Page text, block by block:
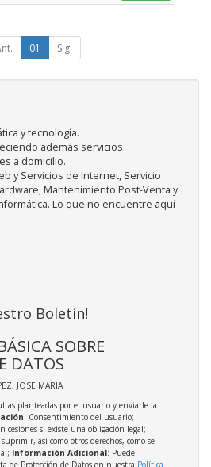
01 Sig.
y tecnología.
además servicios
a domicilio.
y Servicios de Internet, Servicio
Mantenimiento Post-Venta y
Lo que no encuentre aquí
Boletín!
SOBRE
DATOS
JOSE MARIA
planteadas por el usuario y enviarle la
: Consentimiento del usuario;
cesiones si existe una obligación legal;
así como otros derechos, como se
Información Adicional: Puede
de Protección de Datos en nuestra Política